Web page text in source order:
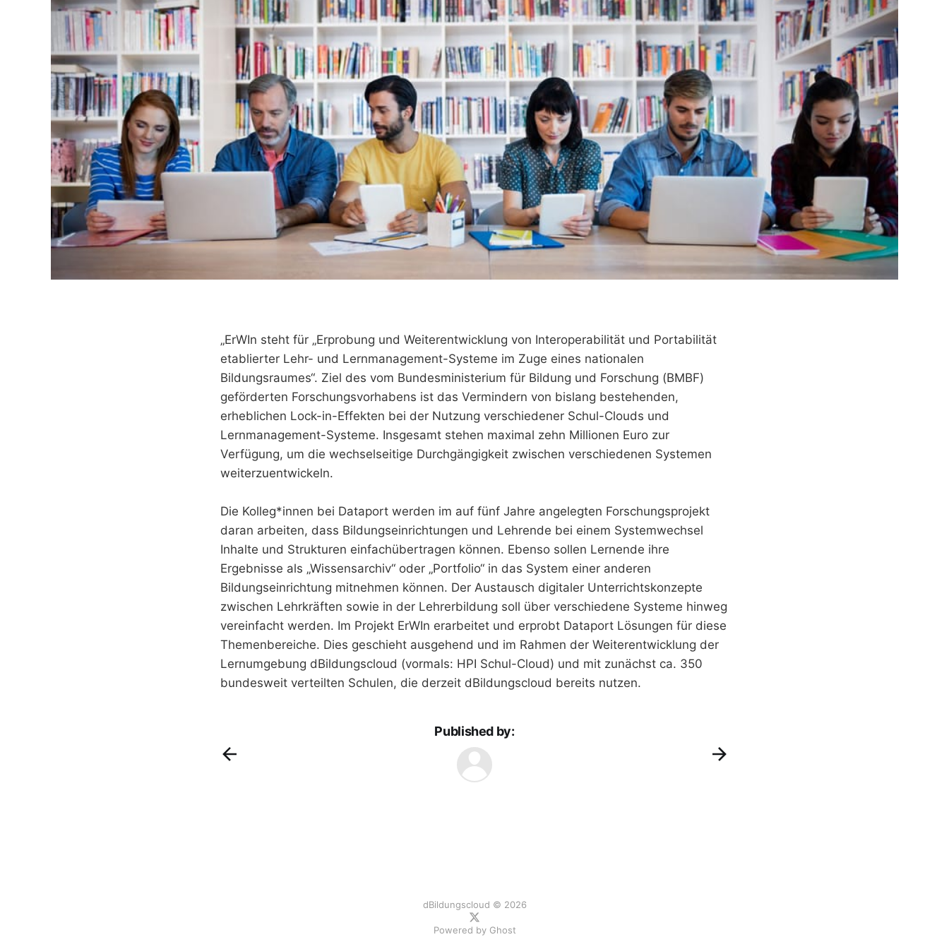
„ErWIn steht für „Erprobung und Weiterentwicklung von Interoperabilität und Portabilität
etablierter Lehr- und Lernmanagement-Systeme im Zuge eines nationalen
Bildungsraumes“. Ziel des vom Bundesministerium für Bildung und Forschung (BMBF)
geförderten Forschungsvorhabens ist das Vermindern von bislang bestehenden,
erheblichen Lock-in-Effekten bei der Nutzung verschiedener Schul-Clouds und
Lernmanagement-Systeme. Insgesamt stehen maximal zehn Millionen Euro zur
Verfügung, um die wechselseitige Durchgängigkeit zwischen verschiedenen Systemen
weiterzuentwickeln.
Die Kolleg*innen bei Dataport werden im auf fünf Jahre angelegten Forschungsprojekt
daran arbeiten, dass Bildungseinrichtungen und Lehrende bei einem Systemwechsel
Inhalte und Strukturen einfachübertragen können. Ebenso sollen Lernende ihre
Ergebnisse als „Wissensarchiv“ oder „Portfolio“ in das System einer anderen
Bildungseinrichtung mitnehmen können. Der Austausch digitaler Unterrichtskonzepte
zwischen Lehrkräften sowie in der Lehrerbildung soll über verschiedene Systeme hinweg
vereinfacht werden. Im Projekt ErWIn erarbeitet und erprobt Dataport Lösungen für diese
Themenbereiche. Dies geschieht ausgehend und im Rahmen der Weiterentwicklung der
Lernumgebung dBildungscloud (vormals: HPI Schul-Cloud) und mit zunächst ca. 350
bundesweit verteilten Schulen, die derzeit dBildungscloud bereits nutzen.
Published by:
dBildungscloud © 2026
Powered by Ghost